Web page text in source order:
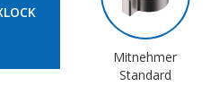
Mitnehmer
Standard